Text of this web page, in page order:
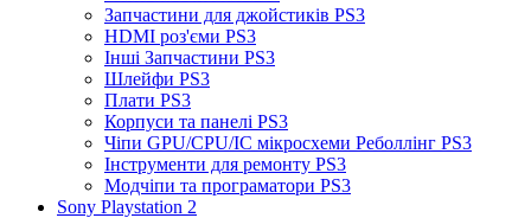
Запчастини для джойстиків PS3
HDMI роз'єми PS3
Інші Запчастини PS3
Шлейфи PS3
Плати PS3
Корпуси та панелі PS3
Чіпи GPU/CPU/IC мікросхеми Реболлінг PS3
Інструменти для ремонту PS3
Модчіпи та програматори PS3
Sony Playstation 2